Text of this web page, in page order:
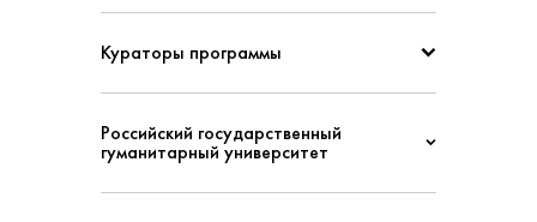
Кураторы программы
Российский государственный
гуманитарный университет